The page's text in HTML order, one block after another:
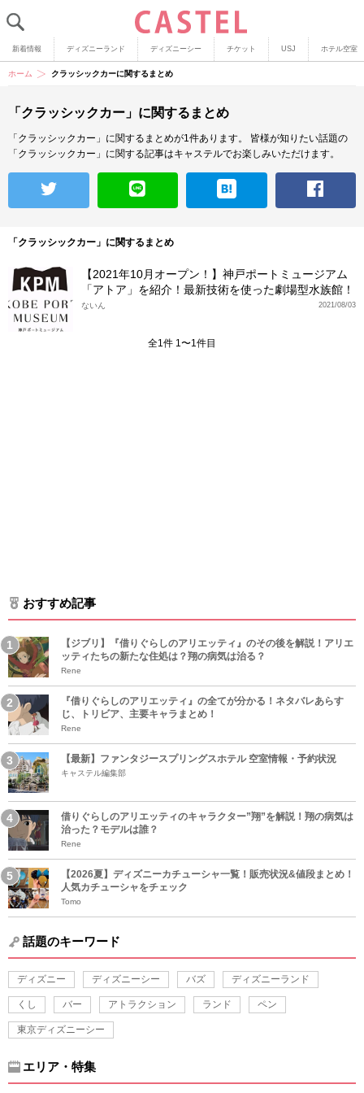
新着情報 ディズニーランド ディズニーシー チケット USJ ホテル空室
ホーム クラッシックカーに関するまとめ
「クラッシックカー」に関するまとめ
「クラッシックカー」に関するまとめが1件あります。
皆様が知りたい話題の
「クラッシックカー」に関する記事はキャステルでお楽しみいただけます。
「クラッシックカー」に関するまとめ
【2021年10月オープン！】神戸ポートミュージアム
「アトア」を紹介！最新技術を使った劇場型水族館！
2021/08/03
ないん
全1件 1〜1件目
おすすめ記事
【ジブリ】『借りぐらしのアリエッティ』のその後を解説！アリエ
ッティたちの新たな住処は？翔の病気は治る？
Rene
『借りぐらしのアリエッティ』の全てが分かる！ネタバレあらす
じ、トリビア、主要キャラまとめ！
Rene
【最新】ファンタジースプリングスホテル 空室情報・予約状況
キャステル編集部
借りぐらしのアリエッティのキャラクター”翔”を解説！翔の病気は
治った？モデルは誰？
Rene
【2026夏】ディズニーカチューシャ一覧！販売状況&値段まとめ！
人気カチューシャをチェック
Tomo
話題のキーワード
ディズニー ディズニーシー バズ ディズニーランド
くし バー アトラクション ランド ペン
東京ディズニーシー
エリア・特集